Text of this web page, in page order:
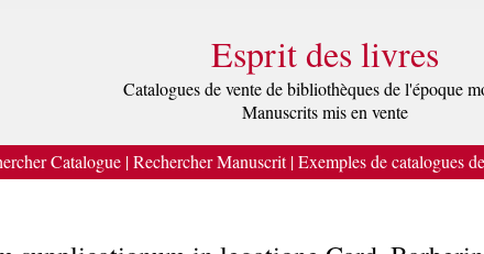
Esprit des livres
Catalogues de vente de bibliothèques de l'époque
Manuscrits mis en vente
Catalogue |Rechercher Manuscrit|Exemples de catalogues